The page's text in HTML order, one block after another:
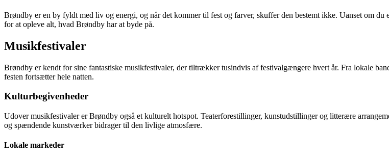
Brøndby er en by fyldt med liv og energi, og når det kommer til fest og farver, skuffer den bestemt ikke. Uanset om
for at opleve alt, hvad Brøndby har at byde på.
Musikfestivaler
Brøndby er kendt for sine fantastiske musikfestivaler, der tiltrækker tusindvis af festivalgængere hvert år. Fra lokale
festen fortsætter hele natten.
Kulturbegivenheder
Udover musikfestivaler er Brøndby også et kulturelt hotspot. Teaterforestillinger, kunstudstillinger og litterære
og spændende kunstværker bidrager til den livlige atmosfære.
Lokale markeder